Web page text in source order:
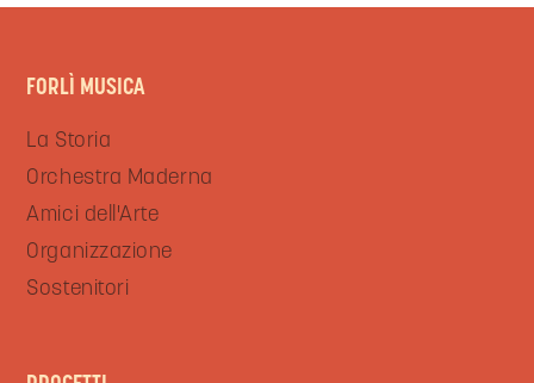
FORLÌ MUSICA
La Storia
Orchestra Maderna
Amici dell'Arte
Organizzazione
Sostenitori